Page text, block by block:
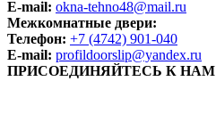
E-mail: okna-tehno48@mail.ru
Межкомнатные двери:
Телефон: +7 (4742) 901-040
E-mail: profildoorslip@yandex.ru
ПРИСОЕДИНЯЙТЕСЬ К НАМ